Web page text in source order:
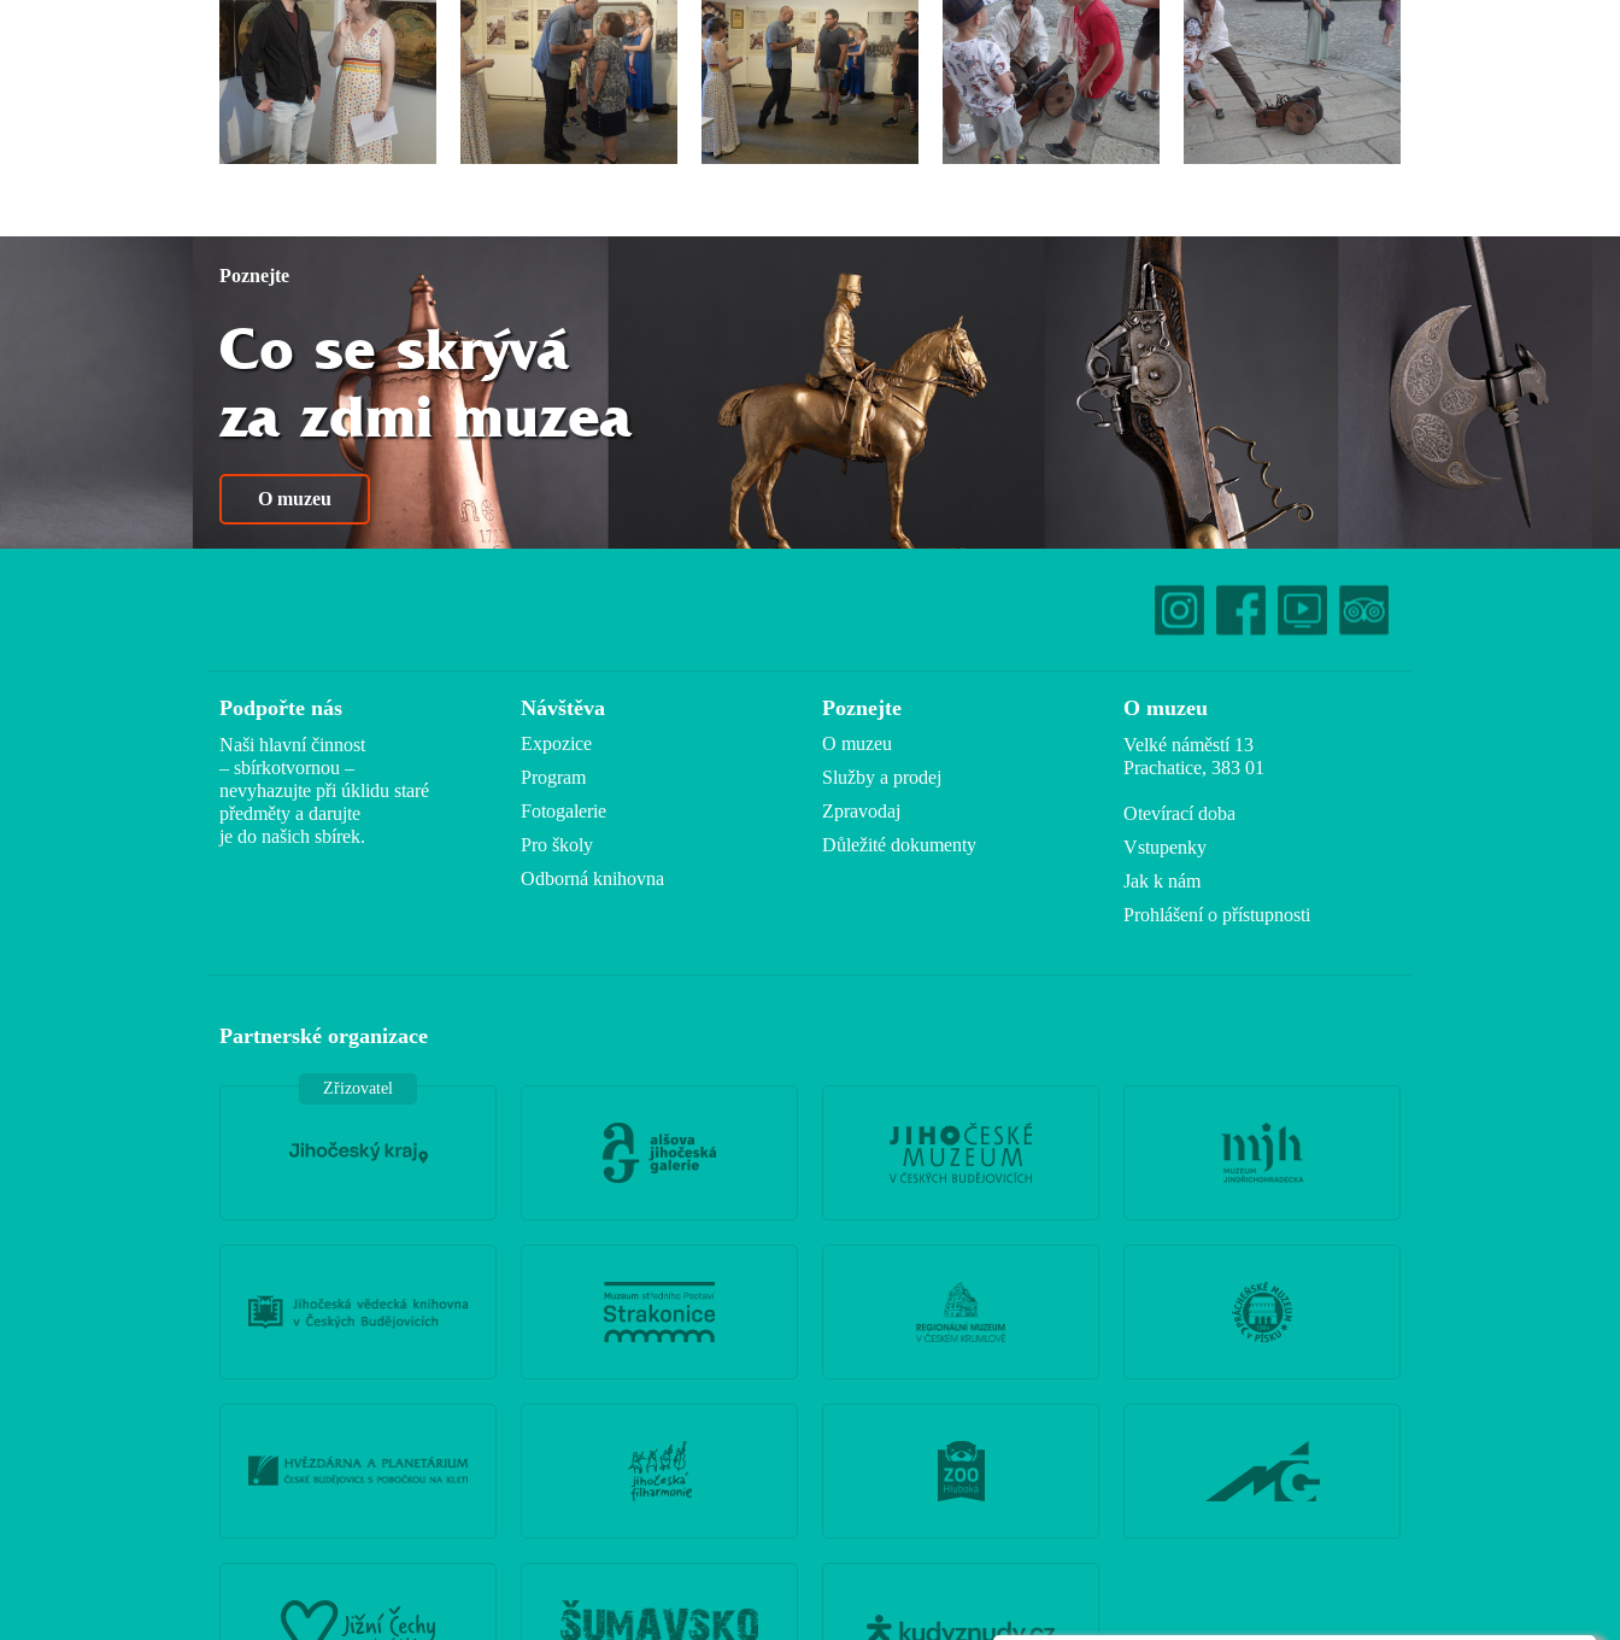
Poznejte
Co se skrývá
za zdmi muzea
O muzeu
Podpořte nás
Naši hlavní činnost
– sbírkotvornou –
nevyhazujte při úklidu staré
předměty a darujte
je do našich sbírek.
Návštěva
Expozice
Program
Fotogalerie
Pro školy
Odborná knihovna
Poznejte
O muzeu
Služby a prodej
Zpravodaj
Důležité dokumenty
O muzeu
Velké náměstí 13
Prachatice, 383 01
Otevírací doba
Vstupenky
Jak k nám
Prohlášení o přístupnosti
Partnerské organizace
Zřizovatel